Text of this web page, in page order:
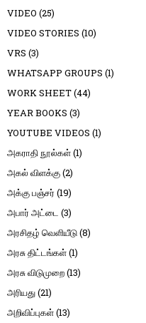
VIDEO (25)
VIDEO STORIES (10)
VRS (3)
WHATSAPP GROUPS (1)
WORK SHEET(44)
YEAR BOOKS (3)
YOUTUBE VIDEOS (1)
அகராதி நூல்கள்(1)
அகல் விளக்கு(2)
அக்கு பஞ்சர் (19)
அபார் அட்டை (3)
அரசிதழ் வெளியீடு(8)
அரசு திட்டங்கள்(1)
அரசு விடுமுறை(13)
அரியது(21)
அறிவிப்புகள்(13)